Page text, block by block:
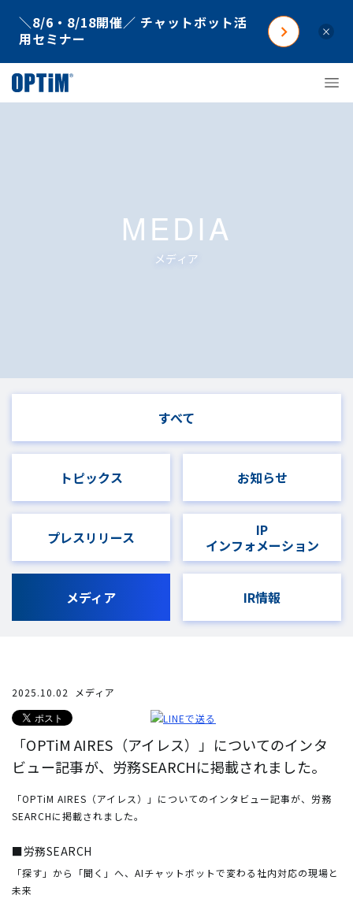
＼8/6・8/18開催／ チャットボット活
用セミナー
×
MEDIA
メディア
すべて
トピックス お知らせ
プレスリリース
IP
インフォメーション
メディア IR情報
2025.10.02 メディア
「OPTiM AIRES（アイレス）」についてのインタ
ビュー記事が、労務SEARCHに掲載されました。
「OPTiM AIRES（アイレス）」についてのインタビュー記事が、労務
SEARCHに掲載されました。
■労務SEARCH
「探す」から「聞く」へ、AIチャットボットで変わる社内対応の現場と
未来